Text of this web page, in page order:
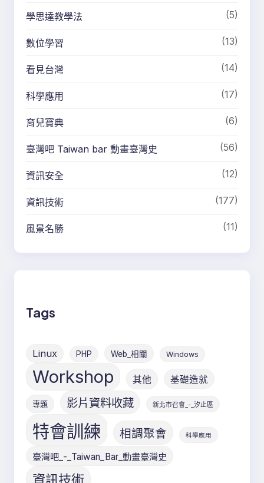
學思達教學法 (5)
數位學習 (13)
看見台灣 (14)
科學應用 (17)
育兒寶典 (6)
臺灣吧 Taiwan bar 動畫臺灣史 (56)
資訊安全 (12)
資訊技術 (177)
風景名勝 (11)
Tags
Linux PHP Web_相關 Windows
Workshop 其他 基礎造就
專題 影片資料收藏 新北市召會_-_汐止區
特會訓練 相調聚會 科學應用
臺灣吧_-_Taiwan_Bar_動畫臺灣史
資訊技術